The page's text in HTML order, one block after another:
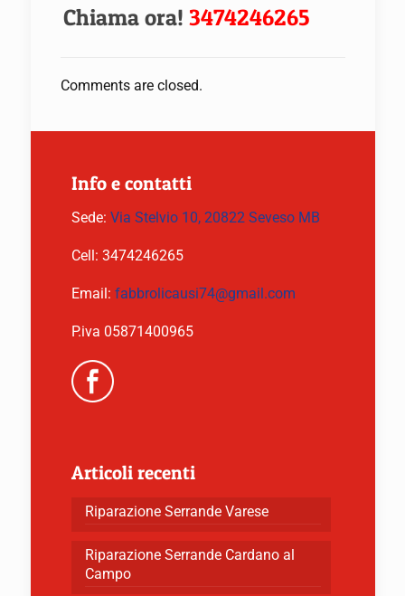
Chiama ora! 3474246265
Comments are closed.
Info e contatti
Sede: Via Stelvio 10, 20822 Seveso MB
Cell: 3474246265
Email: fabbrolicausi74@gmail.com
P.iva 05871400965
Articoli recenti
Riparazione Serrande Varese
Riparazione Serrande Cardano al
Campo